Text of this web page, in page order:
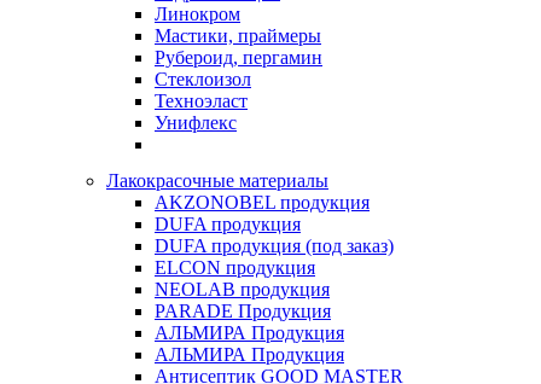
Линокром
Мастики, праймеры
Рубероид, пергамин
Стеклоизол
Техноэласт
Унифлекс
Лакокрасочные материалы
AKZONOBEL продукция
DUFA продукция
DUFA продукция (под заказ)
ELCON продукция
NEOLAB продукция
PARADE Продукция
АЛЬМИРА Продукция
АЛЬМИРА Продукция
Антисептик GOOD MASTER